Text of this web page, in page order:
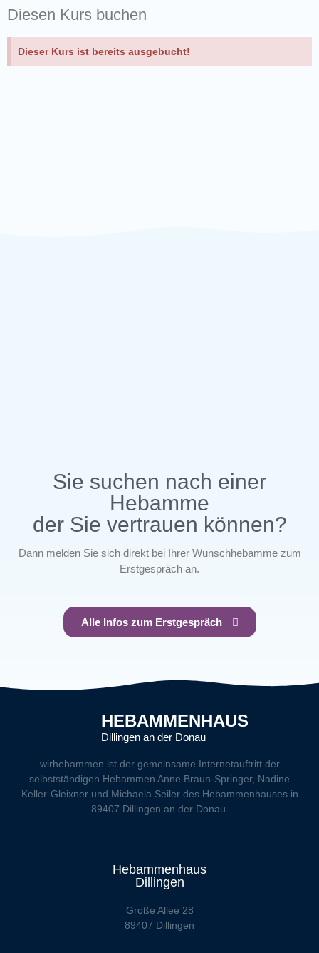
Diesen Kurs buchen
Dieser Kurs ist bereits ausgebucht!
Sie suchen nach einer
Hebamme
der Sie vertrauen können?
Dann melden Sie sich direkt bei Ihrer Wunschhebamme zum
Erstgespräch an.
Alle Infos zum Erstgespräch
HEBAMMENHAUS
Dillingen an der Donau
wirhebammen ist der gemeinsame Internetauftritt der
selbstständigen Hebammen Anne Braun-Springer, Nadine
Keller-Gleixner und Michaela Seiler des Hebammenhauses in
89407 Dillingen an der Donau.
Hebammenhaus
Dillingen
Große Allee 28
89407 Dillingen